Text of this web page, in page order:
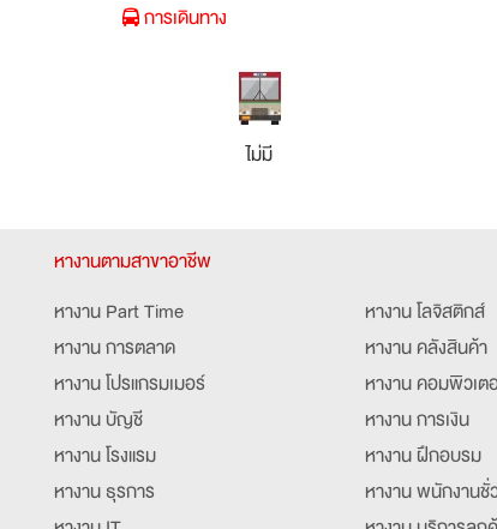
การเดินทาง
ไม่มี
หางานตามสาขาอาชีพ
หางาน Part Time
หางาน การตลาด
หางาน โปรแกรมเมอร์
หางาน บัญชี
หางาน โรงแรม
หางาน ธุรการ
หางาน โลจิสติกส์
หางาน คลังสินค้า
หางาน คอมพิวเต
หางาน การเงิน
หางาน ฝึกอบรม
หางาน พนักงานชั่